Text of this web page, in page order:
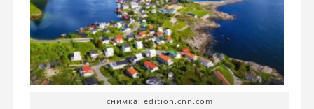
снимка: edition.cnn.com